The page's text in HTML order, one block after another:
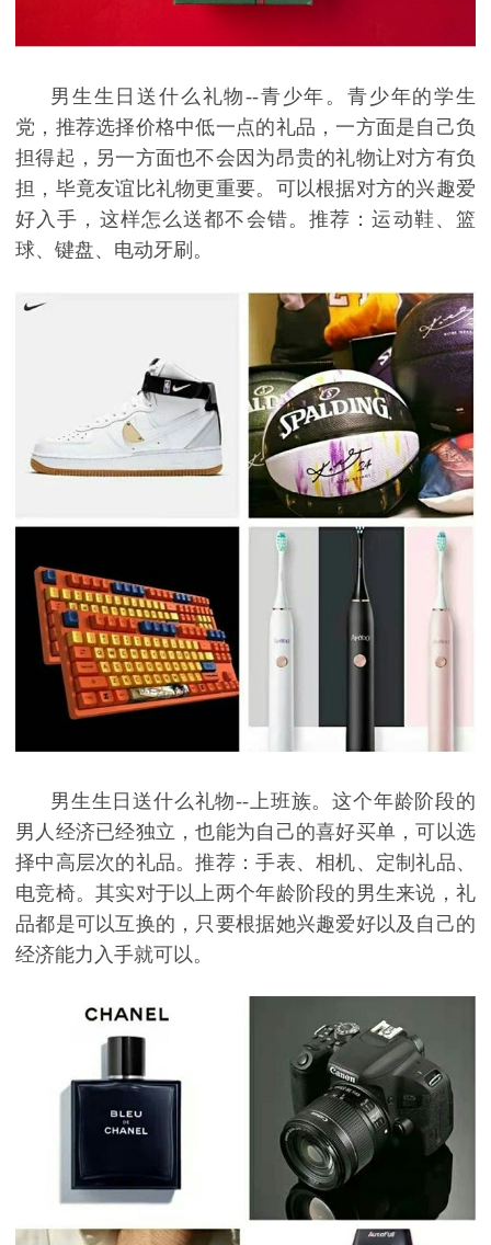
男生生日送什么礼物--青少年。青少年的学生
党，推荐选择价格中低一点的礼品，一方面是自己负
担得起，另一方面也不会因为昂贵的礼物让对方有负
担，毕竟友谊比礼物更重要。可以根据对方的兴趣爱
好入手，这样怎么送都不会错。推荐：运动鞋、篮
球、键盘、电动牙刷。
男生生日送什么礼物--上班族。这个年龄阶段的
男人经济已经独立，也能为自己的喜好买单，可以选
择中高层次的礼品。推荐：手表、相机、定制礼品、
电竞椅。其实对于以上两个年龄阶段的男生来说，礼
品都是可以互换的，只要根据她兴趣爱好以及自己的
经济能力入手就可以。